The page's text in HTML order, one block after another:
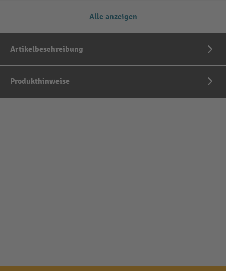
Alle anzeigen
Artikelbeschreibung
Produkthinweise